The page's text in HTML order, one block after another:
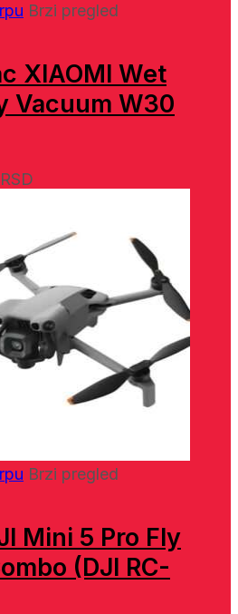
Brzi pregled
XIAOMI Wet
Vacuum W30
RSD
Brzi pregled
Mini 5 Pro Fly
(DJI RC-